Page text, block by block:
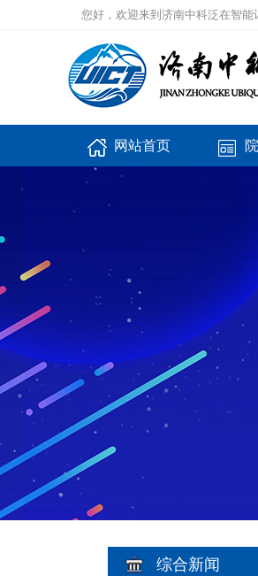
您好，欢迎来到济南中科泛在智能
网站首页
综合新闻